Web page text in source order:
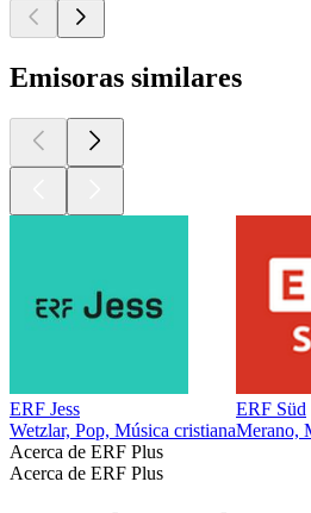
Emisoras similares
ERF Jess
Wetzlar, Pop, Música cristiana
ERF Süd
Merano,
Acerca de ERF Plus
Acerca de ERF Plus